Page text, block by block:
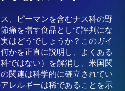
、ピーマンを含むナス科の野
痛を増す食品として評判にな
はどうでしょうか？このガイ
かを正直に説明し、よくある
ではない）を解消し、米国関
関連は科学的に確立されてい
レルギーは稀であることを示